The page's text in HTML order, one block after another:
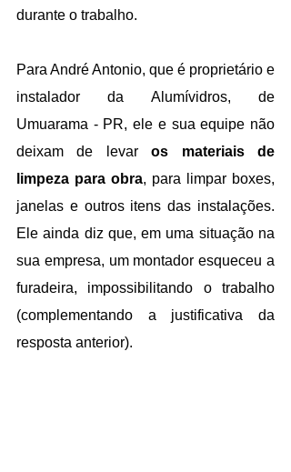
durante o trabalho.
Para André Antonio, que é proprietário e
instalador da Alumívidros, de
Umuarama - PR, ele e sua equipe não
deixam de levar os materiais de
limpeza para obra, para limpar boxes,
janelas e outros itens das instalações.
Ele ainda diz que, em uma situação na
sua empresa, um montador esqueceu a
furadeira, impossibilitando o trabalho
(complementando a justificativa da
resposta anterior).